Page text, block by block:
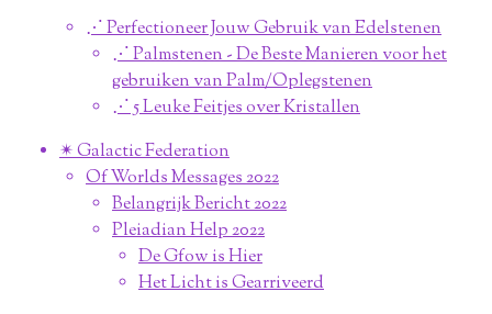
⋰ Perfectioneer Jouw Gebruik van Edelstenen
⋰ Palmstenen - De Beste Manieren voor het
gebruiken van Palm/Oplegstenen
⋰ 5 Leuke Feitjes over Kristallen
✴︎ Galactic Federation
Of Worlds Messages 2022
Belangrijk Bericht 2022
Pleiadian Help 2022
De Gfow is Hier
Het Licht is Gearriveerd